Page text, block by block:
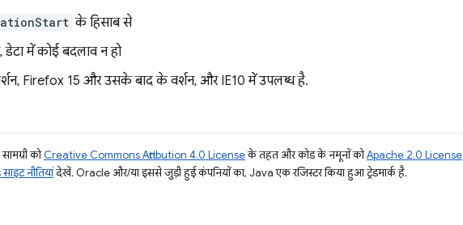
के हिसाब से
में कोई बदलाव न हो
Firefox 15 और उसके बाद के वर्शन, और IE10 में उपलब्ध है.
कोCreative Commons Attribution 4.0 Licenseके तहत और कोड के नमूनों कोApache 2.0 License
नीतियांदेखें. Oracle और/या इससे जुड़ी हुई कंपनियों का, Java एक रजिस्टर किया हुआ ट्रेडमार्क है.